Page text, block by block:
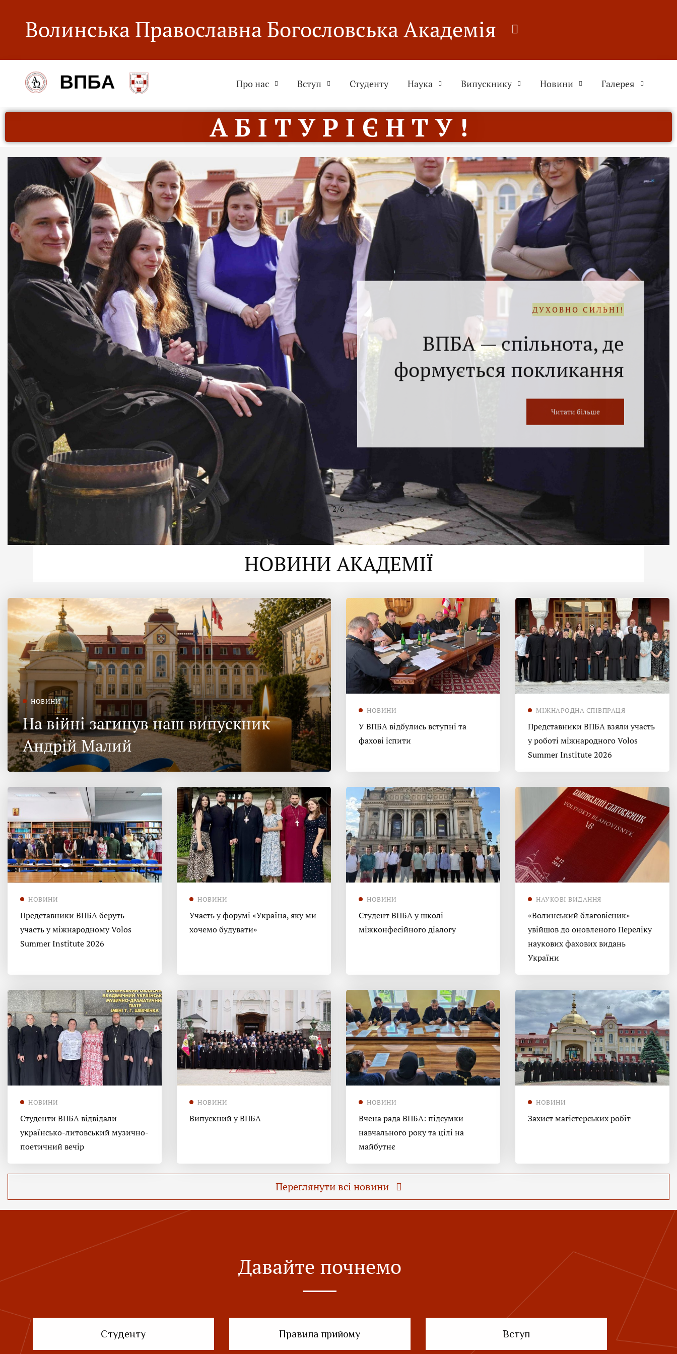
Волинська Православна Богословська Академія
Про нас Вступ Студенту Наука Випускнику Новини Галерея
А Б І Т У Р І Є Н Т У !
ДУХОВНО СИЛЬНІ!
ВПБА — спільнота, де
формується покликання
Читати більше
2/6
НОВИНИ АКАДЕМІЇ
НОВИНИ
На війні загинув наш випускник
Андрій Малий
НОВИНИ
У ВПБА відбулись вступні та
фахові іспити
МІЖНАРОДНА СПІВПРАЦЯ
Представники ВПБА взяли участь
у роботі міжнародного Volos
Summer Institute 2026
НОВИНИ
Представники ВПБА беруть
участь у міжнародному Volos
Summer Institute 2026
НОВИНИ
Участь у форумі «Україна, яку ми
хочемо будувати»
НОВИНИ
Студент ВПБА у школі
міжконфесійного діалогу
НАУКОВІ ВИДАННЯ
«Волинський благовісник»
увійшов до оновленого Переліку
наукових фахових видань
України
НОВИНИ
Студенти ВПБА відвідали
українсько-литовський музично-
поетичний вечір
НОВИНИ
Випускний у ВПБА
НОВИНИ
Вчена рада ВПБА: підсумки
навчального року та цілі на
майбутнє
НОВИНИ
Захист магістерських робіт
Переглянути всі новини
Давайте почнемо
Студенту Правила прийому Вступ